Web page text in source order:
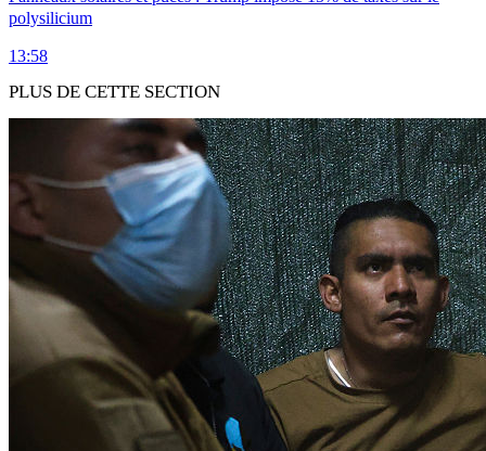
polysilicium
13:58
PLUS DE CETTE SECTION